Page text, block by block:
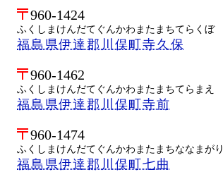
960-1424
ふくしまけんだてぐんかわまたまちてらくぼ
福島県伊達郡川俣町寺久保
960-1462
ふくしまけんだてぐんかわまたまちてらまえ
福島県伊達郡川俣町寺前
960-1474
ふくしまけんだてぐんかわまたまちななまがり
福島県伊達郡川俣町七曲